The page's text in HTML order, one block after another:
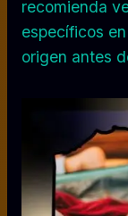
recomienda
específicos
origen antes